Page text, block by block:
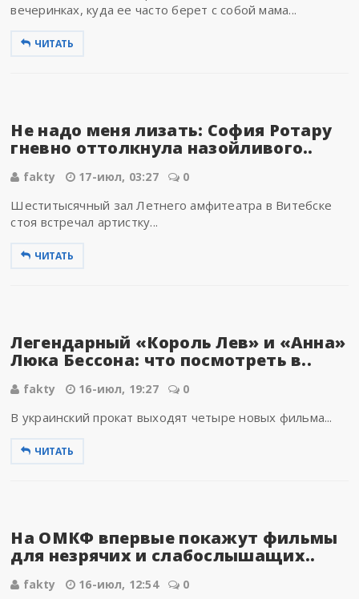
вечеринках, куда ее часто берет с собой мама...
ЧИТАТЬ
Не надо меня лизать: София Ротару
гневно оттолкнула назойливого..
fakty 17-июл, 03:27 0
Шеститысячный зал Летнего амфитеатра в Витебске
стоя встречал артистку...
ЧИТАТЬ
Легендарный «Король Лев» и «Анна»
Люка Бессона: что посмотреть в..
fakty 16-июл, 19:27 0
В украинский прокат выходят четыре новых фильма...
ЧИТАТЬ
На ОМКФ впервые покажут фильмы
для незрячих и слабослышащих..
fakty 16-июл, 12:54 0